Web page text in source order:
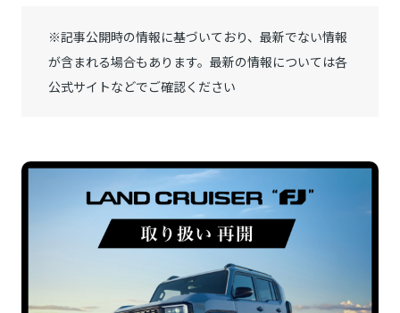
※記事公開時の情報に基づいており、最新でない情報
が含まれる場合もあります。最新の情報については各
公式サイトなどでご確認ください